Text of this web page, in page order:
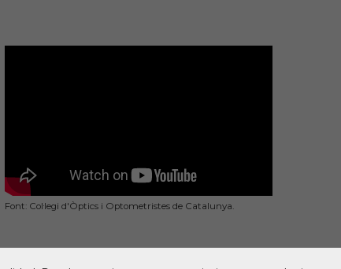
Font: Col·legi d'Òptics i Optometristes de Catalunya.